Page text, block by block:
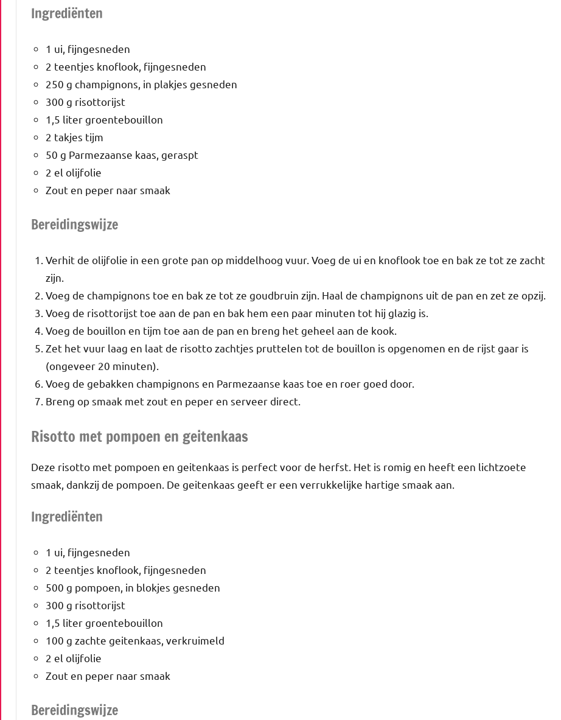
Ingrediënten
1 ui, fijngesneden
2 teentjes knoflook, fijngesneden
250 g champignons, in plakjes gesneden
300 g risottorijst
1,5 liter groentebouillon
2 takjes tijm
50 g Parmezaanse kaas, geraspt
2 el olijfolie
Zout en peper naar smaak
Bereidingswijze
Verhit de olijfolie in een grote pan op middelhoog vuur. Voeg de ui en knoflook toe en bak ze tot ze zacht
zijn.
Voeg de champignons toe en bak ze tot ze goudbruin zijn. Haal de champignons uit de pan en zet ze opzij.
Voeg de risottorijst toe aan de pan en bak hem een paar minuten tot hij glazig is.
Voeg de bouillon en tijm toe aan de pan en breng het geheel aan de kook.
Zet het vuur laag en laat de risotto zachtjes pruttelen tot de bouillon is opgenomen en de rijst gaar is
(ongeveer 20 minuten).
Voeg de gebakken champignons en Parmezaanse kaas toe en roer goed door.
Breng op smaak met zout en peper en serveer direct.
Risotto met pompoen en geitenkaas
Deze risotto met pompoen en geitenkaas is perfect voor de herfst. Het is romig en heeft een lichtzoete
smaak, dankzij de pompoen. De geitenkaas geeft er een verrukkelijke hartige smaak aan.
Ingrediënten
1 ui, fijngesneden
2 teentjes knoflook, fijngesneden
500 g pompoen, in blokjes gesneden
300 g risottorijst
1,5 liter groentebouillon
100 g zachte geitenkaas, verkruimeld
2 el olijfolie
Zout en peper naar smaak
Bereidingswijze